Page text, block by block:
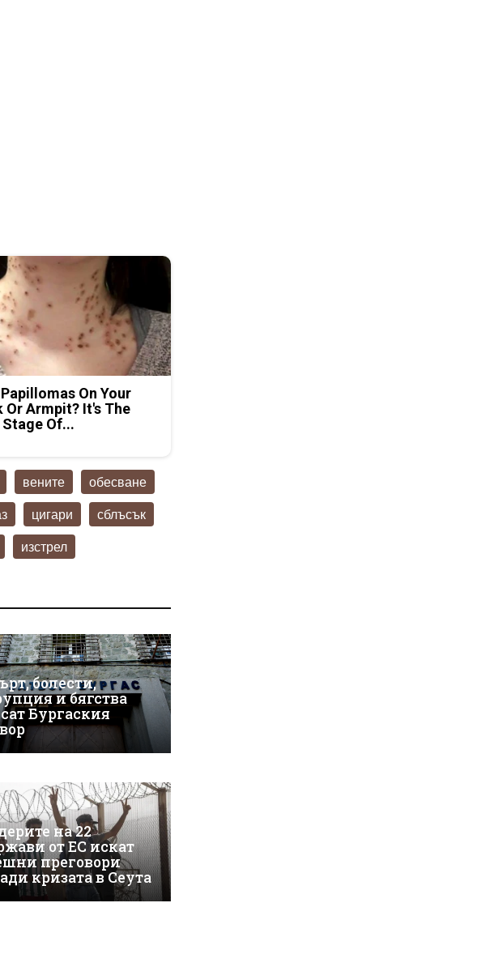
On Your
Or Armpit? It's The
Of...
вените обесване
цигари сблъсък
изстрел
болести,
и бягства
Бургаския
на 22
от ЕС искат
преговори
кризата в Сеута